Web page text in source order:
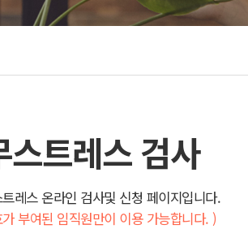
료
스트레스 검사
레스 온라인 검사및 신청 페이지입니다.
부여된 임직원만이 이용 가능합니다. )